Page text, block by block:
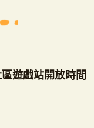
區遊戲站開放時間